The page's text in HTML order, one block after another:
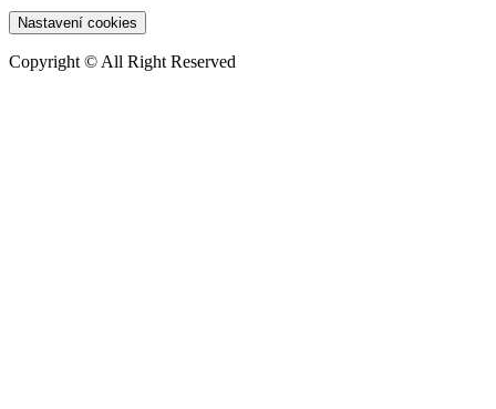
Nastavení cookies
Copyright © All Right Reserved